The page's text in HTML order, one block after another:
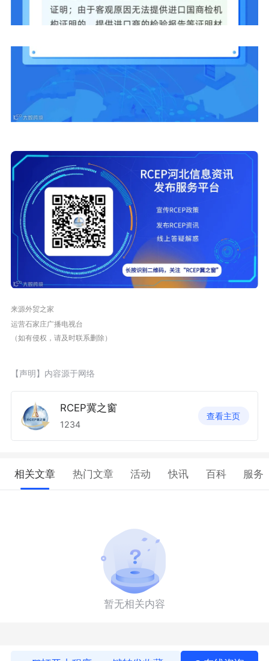
来源外贸之家
运营石家庄广播电视台
（如有侵权，请及时联系删除）
【声明】内容源于网络
RCEP冀之窗
1234
查看主页
相关文章 热门文章 活动 快讯 百科 服务
暂无相关内容